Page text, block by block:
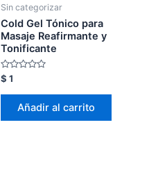
Sin categorizar
Cold Gel Tónico para
Masaje Reafirmante y
Tonificante
Valorado
con
0
$ 1
Añadir al carrito